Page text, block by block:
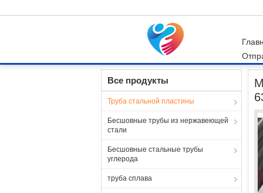
Труба
Все продукты
Труба стальной пластины
Бесшовные трубы из нержавеющей
стали
Бесшовные стальные трубы
углерода
труба сплава